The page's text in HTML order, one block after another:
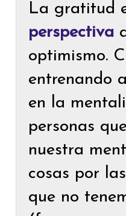
La gratitud
perspectiva
optimismo.
entrenando
en la
personas
nuestra
cosas por
que no